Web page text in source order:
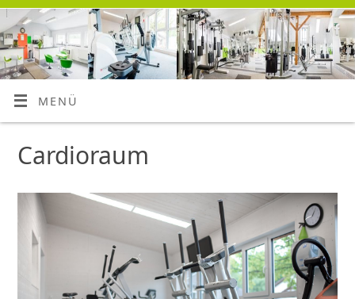
MENÜ
Cardioraum